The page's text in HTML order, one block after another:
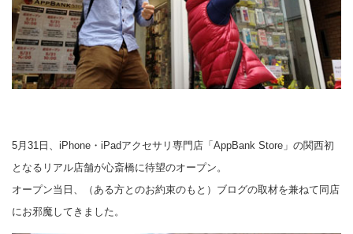
5月31日、iPhone・iPadアクセサリ専門店「AppBank Store」の関西初
となるリアル店舗が心斎橋に待望のオープン。
オープン当日、（ある方とのお約束のもと）ブログの取材を兼ねて同店
にお邪魔してきました。